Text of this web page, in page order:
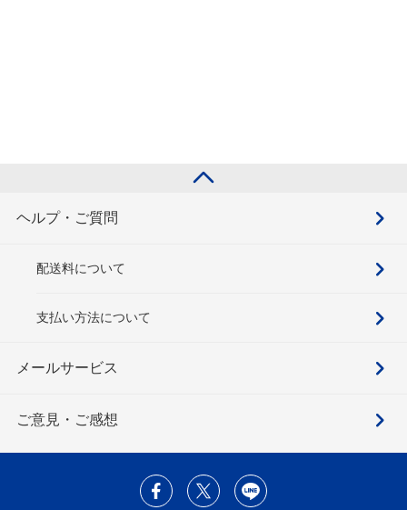
ヘルプ・ご質問
配送料について
支払い方法について
メールサービス
ご意見・ご感想